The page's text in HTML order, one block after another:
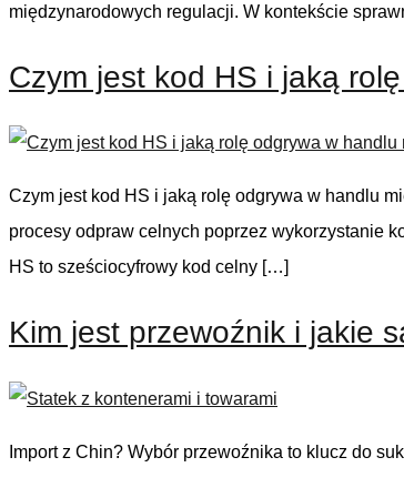
międzynarodowych regulacji. W kontekście
Czym jest kod HS i jaką
Czym jest kod HS i jaką rolę odgrywa w handlu
procesy odpraw celnych poprzez wykorzystanie
HS to sześciocyfrowy kod celny […]
Kim jest przewoźnik i jakie
Import z Chin? Wybór przewoźnika to klucz do